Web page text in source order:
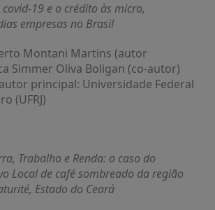
19 e o crédito às micro,
empresas no Brasil
Montani Martins (autor
Simmer Oliva Boligan (co-autor)
principal: Universidade Federal
(UFRJ)
Trabalho e Renda: o caso do
Local de café sombreado da região
Estado do Ceará